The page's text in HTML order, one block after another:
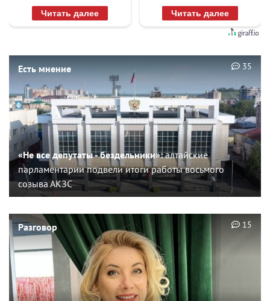
Читать далее Читать далее
Есть мнение
«Не все депутаты - бездельники»:алтайские
парламентарии подвели итоги работы восьмого
созыва АКЗС
35
Разговор 15